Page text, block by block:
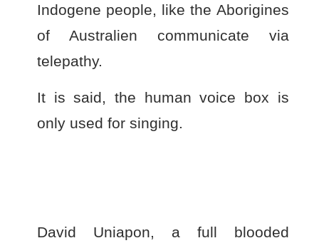
Indogene people, like the Aborigines
of Australien communicate via
telepathy.
It is said, the human voice box is
only used for singing.
David Uniapon, a full blooded